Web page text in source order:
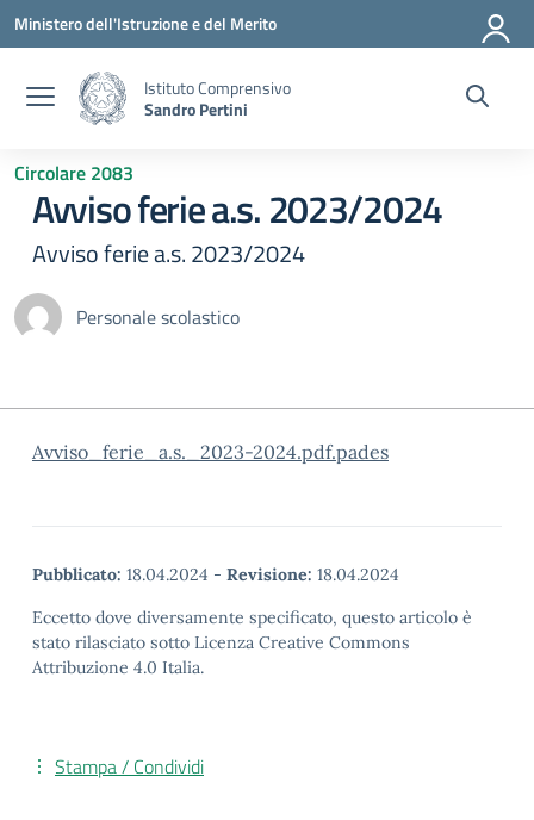
Vai ai contenuti
Vai al menu di navigazione
Vai al footer
Ministero dell'Istruzione e del Merito
Istituto Comprensivo
Sandro Pertini
Circolare 2083
Avviso ferie a.s. 2023/2024
Avviso ferie a.s. 2023/2024
Personale scolastico
Avviso_ferie_a.s._2023-2024.pdf.pades
Pubblicato: 18.04.2024 - Revisione: 18.04.2024
Eccetto dove diversamente specificato, questo articolo è
stato rilasciato sotto Licenza Creative Commons
Attribuzione 4.0 Italia.
Stampa / Condividi